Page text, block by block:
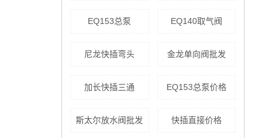
EQ153总泵 EQ140取气阀
尼龙快插弯头 金龙单向阀批发
加长快插三通 EQ153总泵价格
斯太尔放水阀批发 快插直接价格